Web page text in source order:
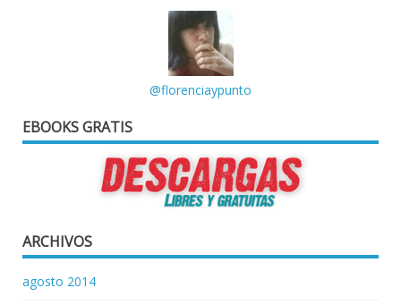
@florenciaypunto
EBOOKS GRATIS
ARCHIVOS
agosto 2014